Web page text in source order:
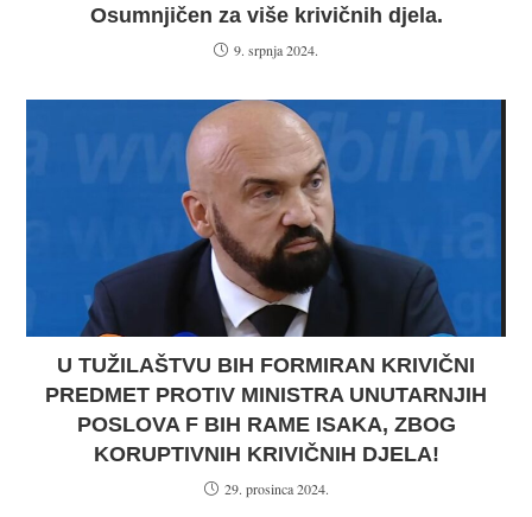
Osumnjičen za više krivičnih djela.
9. srpnja 2024.
U TUŽILAŠTVU BIH FORMIRAN KRIVIČNI
PREDMET PROTIV MINISTRA UNUTARNJIH
POSLOVA F BIH RAME ISAKA, ZBOG
KORUPTIVNIH KRIVIČNIH DJELA!
29. prosinca 2024.